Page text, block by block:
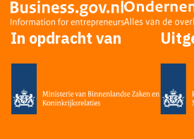
In opdracht van